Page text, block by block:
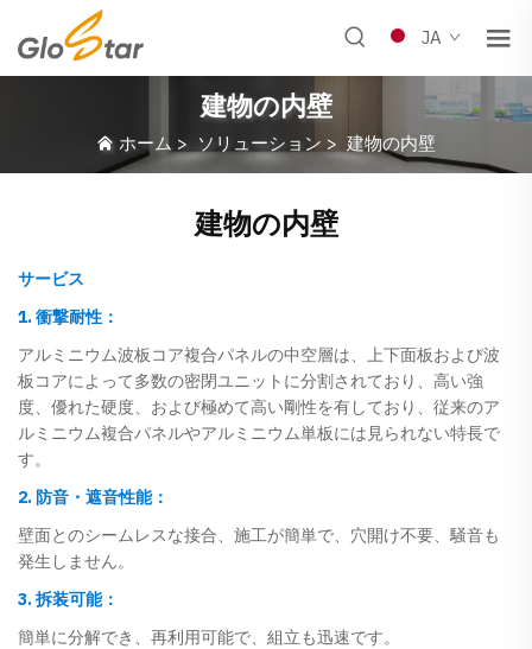
JA
建物の内壁
ホーム > ソリューション > 建物の内壁
建物の内壁
サービス
1. 衝撃耐性：
アルミニウム波板コア複合パネルの中空層は、上下面板および波
板コアによって多数の密閉ユニットに分割されており、高い強
度、優れた硬度、および極めて高い剛性を有しており、従来のア
ルミニウム複合パネルやアルミニウム単板には見られない特長で
す。
2. 防音・遮音性能：
壁面とのシームレスな接合、施工が簡単で、穴開け不要、騒音も
発生しません。
3. 拆装可能：
簡単に分解でき、再利用可能で、組立も迅速です。